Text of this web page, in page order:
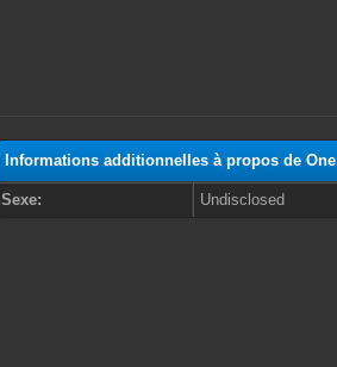
Informations additionnelles à propos de One
Sexe: Undisclosed